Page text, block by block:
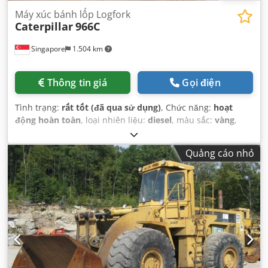
Singapore 1.504 km
Máy xúc bánh lốp Logfork
Caterpillar966C
Thông tin giá Gọi điện
Tình trạng: rất tốt (đã qua sử dụng), Chức năng: hoạt
động hoàn toàn, loại nhiên liệu: diesel, màu sắc: vàng,
, tình trạng truyền động:
phần trăm, số chỗ ngồi:1, số máy/phương tiện:
KM&EW144, Thiết bị:cabin, thuỷ lực, Quảng cáo nhỏ